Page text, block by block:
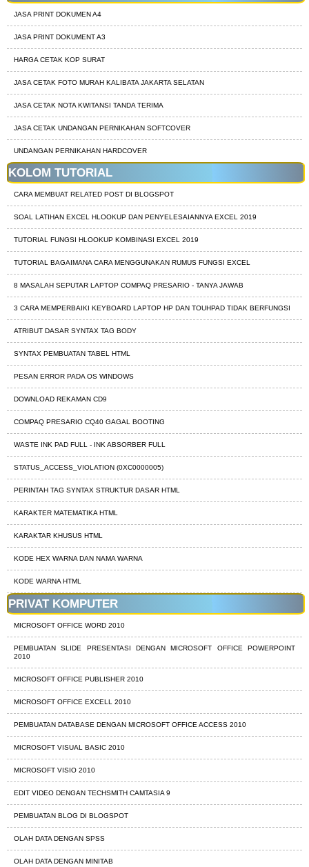
JASA PRINT DOKUMEN A4
JASA PRINT DOKUMENT A3
HARGA CETAK KOP SURAT
JASA CETAK FOTO MURAH KALIBATA JAKARTA SELATAN
JASA CETAK NOTA KWITANSI TANDA TERIMA
JASA CETAK UNDANGAN PERNIKAHAN SOFTCOVER
UNDANGAN PERNIKAHAN HARDCOVER
KOLOM TUTORIAL
CARA MEMBUAT RELATED POST DI BLOGSPOT
SOAL LATIHAN EXCEL HLOOKUP DAN PENYELESAIANNYA EXCEL 2019
TUTORIAL FUNGSI HLOOKUP KOMBINASI EXCEL 2019
TUTORIAL BAGAIMANA CARA MENGGUNAKAN RUMUS FUNGSI EXCEL
8 MASALAH SEPUTAR LAPTOP COMPAQ PRESARIO - TANYA JAWAB
3 CARA MEMPERBAIKI KEYBOARD LAPTOP HP DAN TOUHPAD TIDAK BERFUNGSI
ATRIBUT DASAR SYNTAX TAG BODY
SYNTAX PEMBUATAN TABEL HTML
PESAN ERROR PADA OS WINDOWS
DOWNLOAD REKAMAN CD9
COMPAQ PRESARIO CQ40 GAGAL BOOTING
WASTE INK PAD FULL - INK ABSORBER FULL
STATUS_ACCESS_VIOLATION (0XC0000005)
PERINTAH TAG SYNTAX STRUKTUR DASAR HTML
KARAKTER MATEMATIKA HTML
KARAKTAR KHUSUS HTML
KODE HEX WARNA DAN NAMA WARNA
KODE WARNA HTML
PRIVAT KOMPUTER
MICROSOFT OFFICE WORD 2010
PEMBUATAN SLIDE PRESENTASI DENGAN MICROSOFT OFFICE POWERPOINT
2010
MICROSOFT OFFICE PUBLISHER 2010
MICROSOFT OFFICE EXCELL 2010
PEMBUATAN DATABASE DENGAN MICROSOFT OFFICE ACCESS 2010
MICROSOFT VISUAL BASIC 2010
MICROSOFT VISIO 2010
EDIT VIDEO DENGAN TECHSMITH CAMTASIA 9
PEMBUATAN BLOG DI BLOGSPOT
OLAH DATA DENGAN SPSS
OLAH DATA DENGAN MINITAB